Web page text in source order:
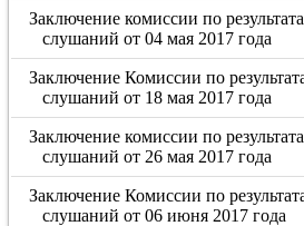
Заключение комиссии по
слушаний от 04 мая 2017 года
Заключение Комиссии по
слушаний от 18 мая 2017 года
Заключение комиссии по
слушаний от 26 мая 2017 года
Заключение Комиссии по
слушаний от 06 июня 2017 года